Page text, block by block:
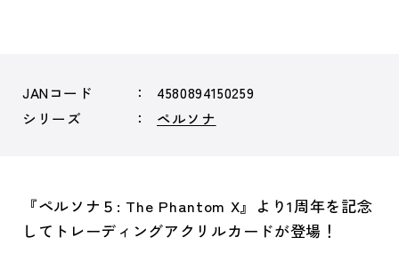
JANコード
4580894150259
シリーズ
ペルソナ
『ペルソナ５: The Phantom X』より1周年を記念
してトレーディングアクリルカードが登場！